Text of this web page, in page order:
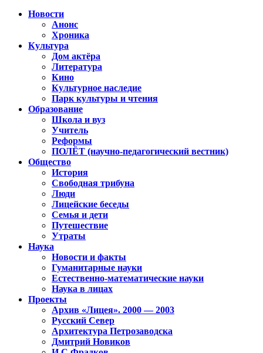
Новости
Анонс
Хроника
Культура
Дом актёра
Литература
Кино
Культурное наследие
Парк культуры и чтения
Образование
Школа и вуз
Учитель
Реформы
ПОЛЁТ (научно-педагогический вестник)
Общество
История
Свободная трибуна
Люди
Лицейские беседы
Семья и дети
Путешествие
Утраты
Наука
Новости и факты
Гуманитарные науки
Естественно-математические науки
Наука в лицах
Проекты
Архив «Лицея». 2000 — 2003
Русский Север
Архитектура Петрозаводска
Дмитрий Новиков